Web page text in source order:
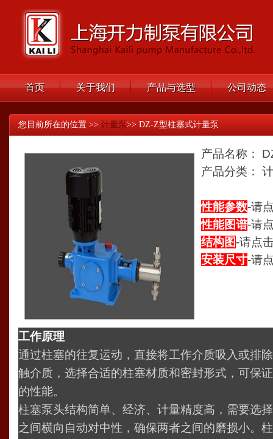
首页 关于我们 产品与选型 公司动态
您目前所在的位置 >> 计量泵>> DZ-Z型柱塞式计量泵
产品名称：
产品分类：
性能参数-请
性能图谱-请
结构图-请点
安装尺寸-请
工作原理
通过柱塞的往复运动，直接将工作介质吸入或排
触介质，选择合适的柱塞材质和密封形式，可保
的性能。
柱塞泵头结构简单、经济、计量精度高，需要选
之间横向自动对中性，确保两者之间的磨损小。